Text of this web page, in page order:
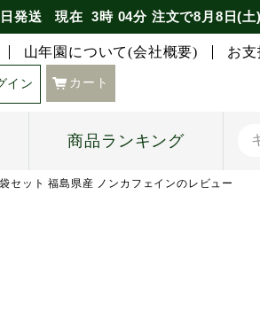
発送 現在 3時 04分注文で8月8日(土
山年園について(会社概要) お
イン カート
商品ランキング
セット 福島県産 ノンカフェインのレビュー